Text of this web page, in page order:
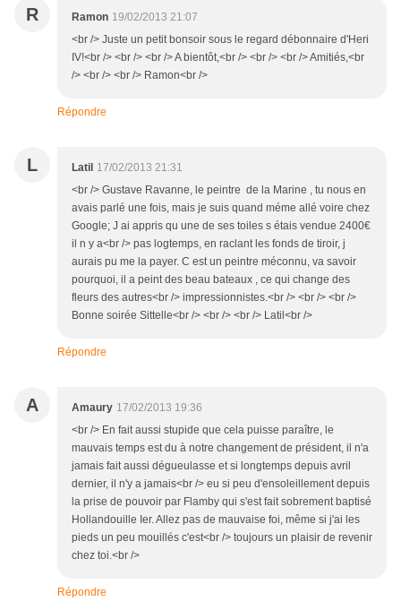
R Ramon 19/02/2013 21:07
<br /> Juste un petit bonsoir sous le regard débonnaire d'Heri
IV!<br /> <br /> <br /> A bientôt,<br /> <br /> <br /> Amitiés,<br
/> <br /> <br /> Ramon<br />
Répondre
L Latil 17/02/2013 21:31
<br /> Gustave Ravanne, le peintre de la Marine , tu nous en
avais parlé une fois, mais je suis quand méme allé voire chez
Google; J ai appris qu une de ses toiles s étais vendue 2400€
il n y a<br /> pas logtemps, en raclant les fonds de tiroir, j
aurais pu me la payer. C est un peintre méconnu, va savoir
pourquoi, il a peint des beau bateaux , ce qui change des
fleurs des autres<br /> impressionnistes.<br /> <br /> <br />
Bonne soirée Sittelle<br /> <br /> <br /> Latil<br />
Répondre
A Amaury 17/02/2013 19:36
<br /> En fait aussi stupide que cela puisse paraître, le
mauvais temps est du à notre changement de président, il n'a
jamais fait aussi dégueulasse et si longtemps depuis avril
dernier, il n'y a jamais<br /> eu si peu d'ensoleillement depuis
la prise de pouvoir par Flamby qui s'est fait sobrement baptisé
Hollandouille Ier. Allez pas de mauvaise foi, même si j'ai les
pieds un peu mouillés c'est<br /> toujours un plaisir de revenir
chez toi.<br />
Répondre